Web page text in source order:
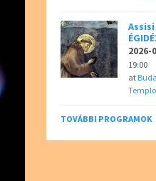
2026-
19:00
at
TOVÁBBI PROGRAMOK